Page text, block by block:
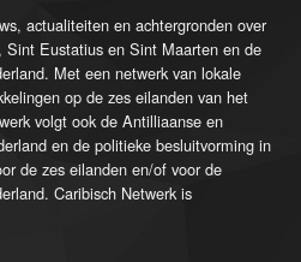
actualiteiten en achtergronden over
Eustatius en Sint Maarten en de
Met een netwerk van lokale
op de zes eilanden van het
volgt ook de Antilliaanse en
en de politieke besluitvorming in
de zes eilanden en/of voor de
Caribisch Netwerk is